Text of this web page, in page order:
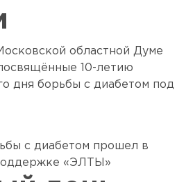
областной Думе
10-летию
дня борьбы с диабетом под